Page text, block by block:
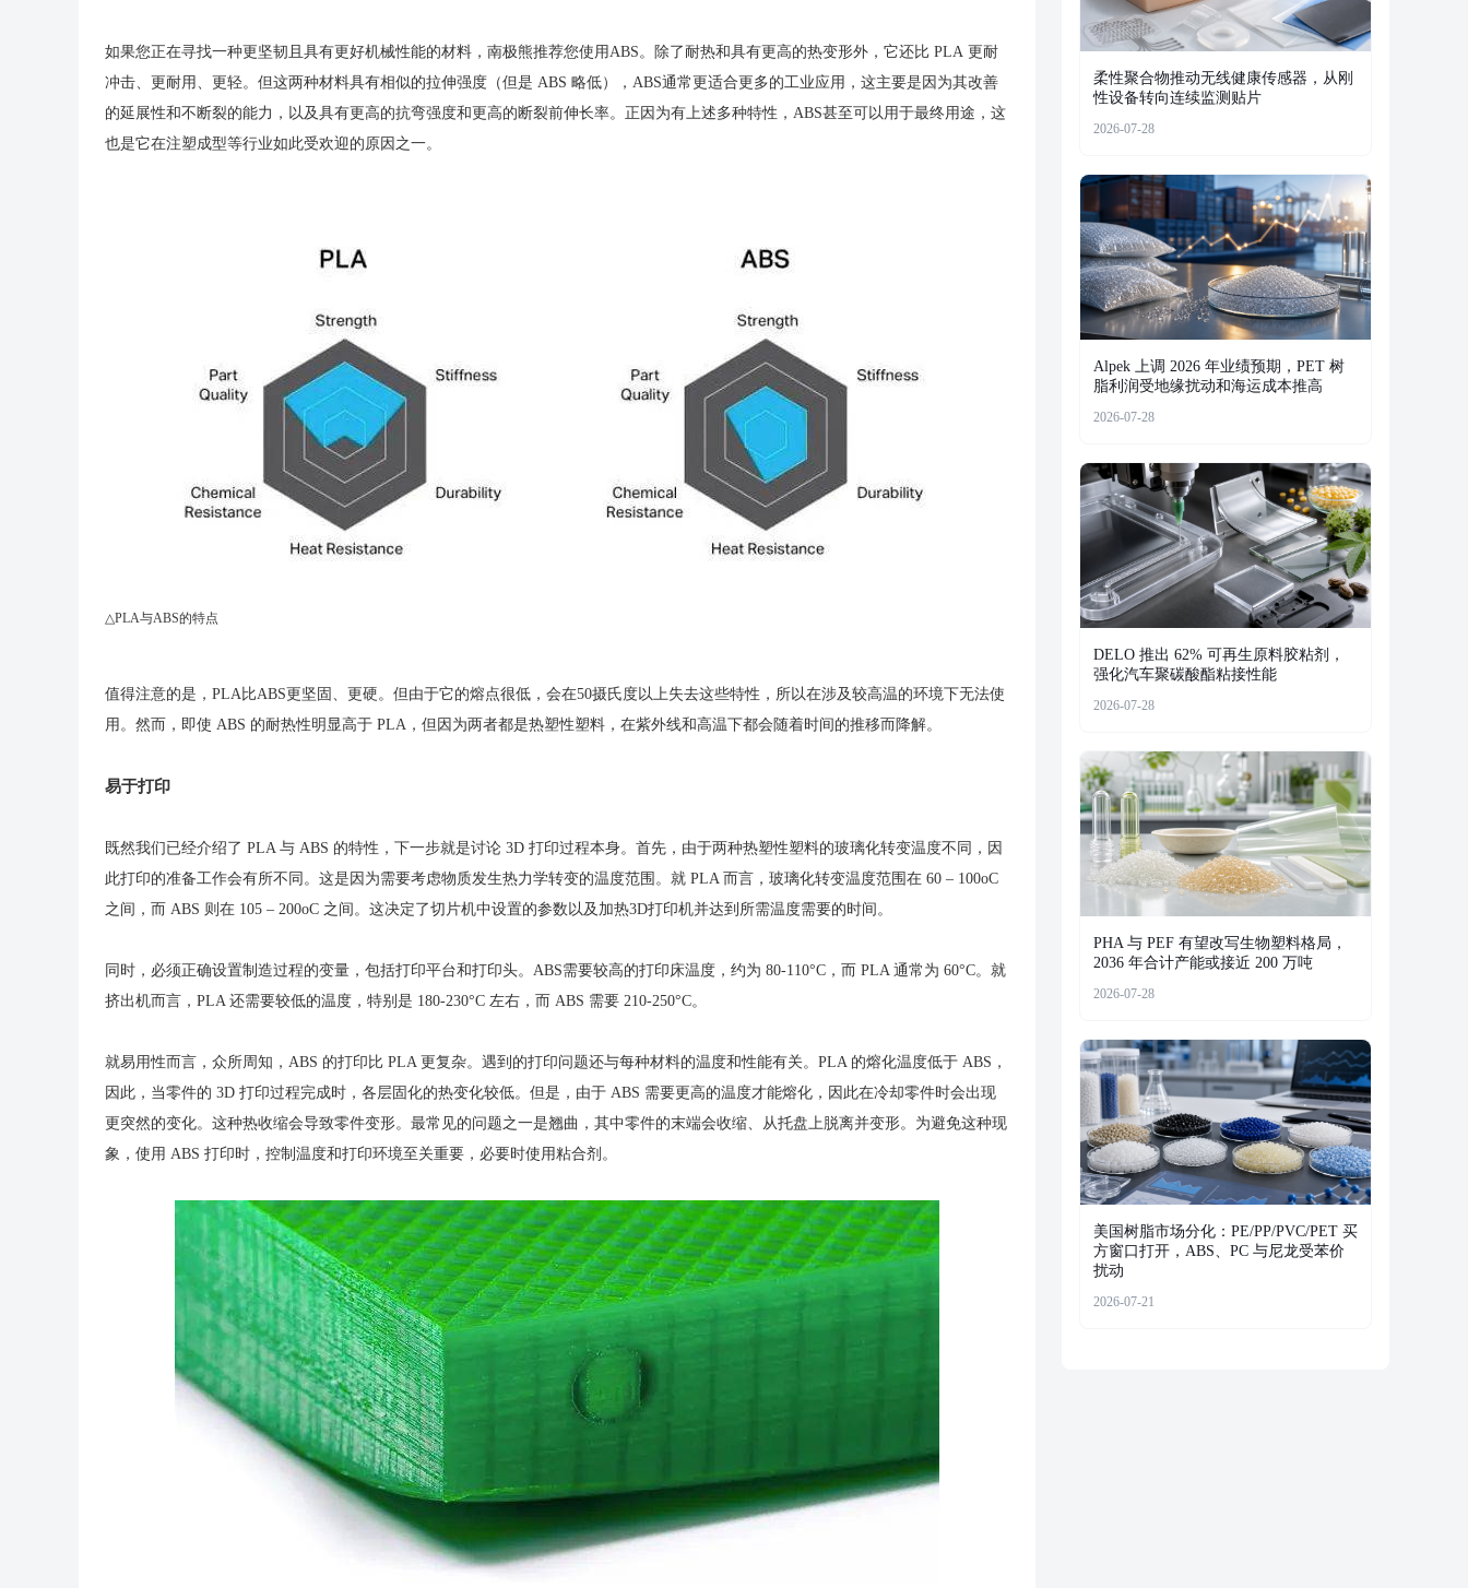
如果您正在寻找一种更坚韧且具有更好机械性能的材料，南极熊推荐您使用ABS。除了耐热和具有更高的热变形外，它还比 PLA 更耐
冲击、更耐用、更轻。但这两种材料具有相似的拉伸强度（但是 ABS 略低），ABS通常更适合更多的工业应用，这主要是因为其改善
的延展性和不断裂的能力，以及具有更高的抗弯强度和更高的断裂前伸长率。正因为有上述多种特性，ABS甚至可以用于最终用途，这
也是它在注塑成型等行业如此受欢迎的原因之一。
△PLA与ABS的特点
值得注意的是，PLA比ABS更坚固、更硬。但由于它的熔点很低，会在50摄氏度以上失去这些特性，所以在涉及较高温的环境下无法使
用。然而，即使 ABS 的耐热性明显高于 PLA，但因为两者都是热塑性塑料，在紫外线和高温下都会随着时间的推移而降解。
易于打印
既然我们已经介绍了 PLA 与 ABS 的特性，下一步就是讨论 3D 打印过程本身。首先，由于两种热塑性塑料的玻璃化转变温度不同，因
此打印的准备工作会有所不同。这是因为需要考虑物质发生热力学转变的温度范围。就 PLA 而言，玻璃化转变温度范围在 60 – 100oC
之间，而 ABS 则在 105 – 200oC 之间。这决定了切片机中设置的参数以及加热3D打印机并达到所需温度需要的时间。
同时，必须正确设置制造过程的变量，包括打印平台和打印头。ABS需要较高的打印床温度，约为 80-110°C，而 PLA 通常为 60°C。就
挤出机而言，PLA 还需要较低的温度，特别是 180-230°C 左右，而 ABS 需要 210-250°C。
就易用性而言，众所周知，ABS 的打印比 PLA 更复杂。遇到的打印问题还与每种材料的温度和性能有关。PLA 的熔化温度低于 ABS，
因此，当零件的 3D 打印过程完成时，各层固化的热变化较低。但是，由于 ABS 需要更高的温度才能熔化，因此在冷却零件时会出现
更突然的变化。这种热收缩会导致零件变形。最常见的问题之一是翘曲，其中零件的末端会收缩、从托盘上脱离并变形。为避免这种现
象，使用 ABS 打印时，控制温度和打印环境至关重要，必要时使用粘合剂。
柔性聚合物推动无线健康传感器，从刚
性设备转向连续监测贴片
2026-07-28
Alpek 上调 2026 年业绩预期，PET 树
脂利润受地缘扰动和海运成本推高
2026-07-28
DELO 推出 62% 可再生原料胶粘剂，
强化汽车聚碳酸酯粘接性能
2026-07-28
PHA 与 PEF 有望改写生物塑料格局，
2036 年合计产能或接近 200 万吨
2026-07-28
美国树脂市场分化：PE/PP/PVC/PET 买
方窗口打开，ABS、PC 与尼龙受苯价
扰动
2026-07-21